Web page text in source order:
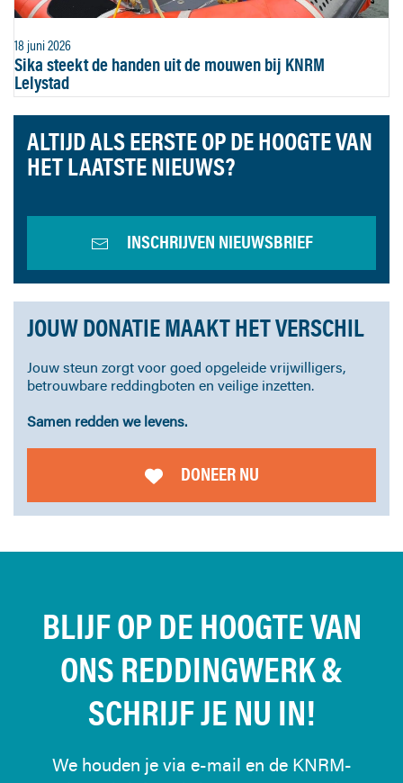
18 juni 2026
Sika steekt de handen uit de mouwen bij KNRM
Lelystad
ALTIJD ALS EERSTE OP DE HOOGTE VAN
HET LAATSTE NIEUWS?
INSCHRIJVEN NIEUWSBRIEF
JOUW DONATIE MAAKT HET VERSCHIL
Jouw steun zorgt voor goed opgeleide vrijwilligers,
betrouwbare reddingboten en veilige inzetten.
Samen redden we levens.
DONEER NU
BLIJF OP DE HOOGTE VAN
ONS REDDINGWERK &
SCHRIJF JE NU IN!
We houden je via e-mail en de KNRM-